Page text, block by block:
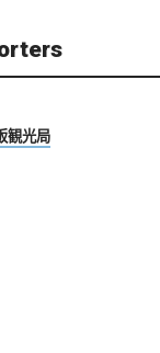
観光局